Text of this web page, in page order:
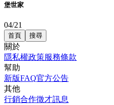
堡世家
04/21
首頁 搜尋
關於
隱私權政策服務條款
幫助
新版FAQ官方公告
其他
行銷合作徵才訊息